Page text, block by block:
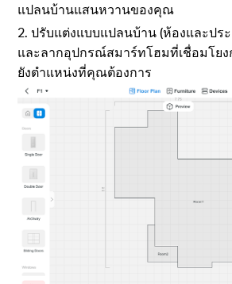
แปลนบ้านแสนหวานของคุณ
2. ปรับแต่งแบบแปลนบ้าน (ห้องและประ
และลากอุปกรณ์สมาร์ทโฮมที่เชื่อมโย
ยังตำแหน่งที่คุณต้องการ